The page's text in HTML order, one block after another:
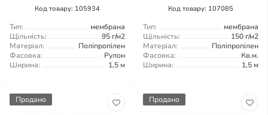
Код товару: 105934
Тип:
мембрана
Щільність:
95 г/м2
Матеріал:
Поліпропілен
Фасовка:
Рулон
Ширина:
1,5 м
Код товару: 107085
Тип:
мембрана
Щільність:
150 г/м2
Матеріал:
Поліпропілен
Фасовка:
Кв.м.
Ширина:
1,5 м
Продано Продано